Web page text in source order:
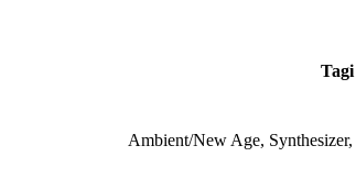
Tagi
Ambient/New Age,